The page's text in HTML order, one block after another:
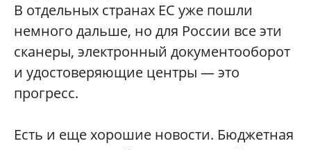
В отдельных странах ЕС уже пошли
немного дальше, но для России все эти
сканеры, электронный документооборот
и удостоверяющие центры — это
прогресс.
Есть и еще хорошие новости. Бюджетная